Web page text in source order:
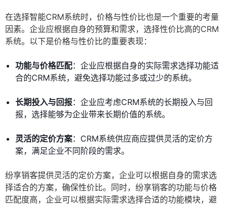
在选择智能CRM系统时，价格与性价比也是一个重要的考量
因素。企业应根据自身的预算和需求，选择性价比高的CRM
系统。以下是价格与性价比的重要表现：
功能与价格匹配：企业应根据自身的实际需求选择功能适
合的CRM系统，避免选择功能过多或过少的系统。
长期投入与回报：企业应考虑CRM系统的长期投入与回
报，选择能够为企业带来长期价值的系统。
灵活的定价方案：CRM系统供应商应提供灵活的定价方
案，满足企业不同阶段的需求。
纷享销客提供灵活的定价方案，企业可以根据自身的需求选
择适合的方案，确保性价比。同时，纷享销客的功能与价格
匹配度高，企业可以根据实际需求选择合适的功能模块，避